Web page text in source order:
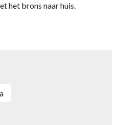
het brons naar huis.